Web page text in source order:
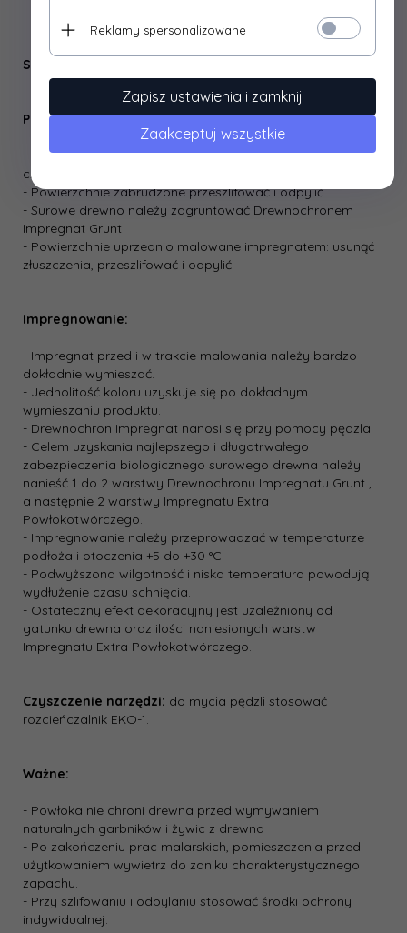
Sposób stosowania
Przygotowanie podłoża:
- Powierzchnia przeznaczona do malowania powinna być
czysta, sucha i odtłuszczona.
- Powierzchnie zabrudzone przeszlifować i odpylić.
- Surowe drewno należy zagruntować Drewnochronem
Impregnat Grunt
- Powierzchnie uprzednio malowane impregnatem: usunąć
złuszczenia, przeszlifować i odpylić.
Impregnowanie:
- Impregnat przed i w trakcie malowania należy bardzo
dokładnie wymieszać.
- Jednolitość koloru uzyskuje się po dokładnym
wymieszaniu produktu.
- Drewnochron Impregnat nanosi się przy pomocy pędzla.
- Celem uzyskania najlepszego i długotrwałego
zabezpieczenia biologicznego surowego drewna należy
nanieść 1 do 2 warstwy Drewnochronu Impregnatu Grunt ,
a następnie 2 warstwy Impregnatu Extra
Powłokotwórczego.
- Impregnowanie należy przeprowadzać w temperaturze
podłoża i otoczenia +5 do +30 °C.
- Podwyższona wilgotność i niska temperatura powodują
wydłużenie czasu schnięcia.
- Ostateczny efekt dekoracyjny jest uzależniony od
gatunku drewna oraz ilości naniesionych warstw
Impregnatu Extra Powłokotwórczego.
Czyszczenie narzędzi: do mycia pędzli stosować
rozcieńczalnik EKO-1.
Ważne:
- Powłoka nie chroni drewna przed wymywaniem
naturalnych garbników i żywic z drewna
- Po zakończeniu prac malarskich, pomieszczenia przed
użytkowaniem wywietrz do zaniku charakterystycznego
zapachu.
- Przy szlifowaniu i odpylaniu stosować środki ochrony
indywidualnej.
Reklamy spersonalizowane
Zapisz ustawienia i zamknij
Zaakceptuj wszystkie